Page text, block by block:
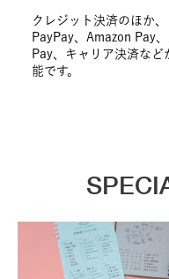
クレジット決済のほか、
PayPay、Amazon Pay
Pay、キャリア決済など
能です。